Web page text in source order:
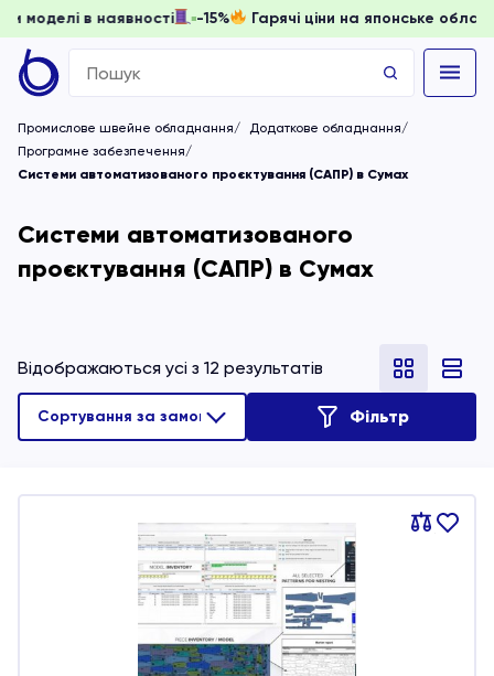
доки моделі в наявності -15% Гарячі ціни на
Search
for:
Промислове швейне обладнання
Додаткове обладнання
Програмне забезпечення
Системи автоматизованого проєктування (САПР) в Сумах
Системи автоматизованого
проєктування (САПР) в Сумах
Відображаються усі з 12 результатів
Фільтр
Порівняти
В